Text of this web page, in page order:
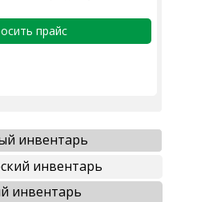
прайс
инвентарь
инвентарь
инвентарь